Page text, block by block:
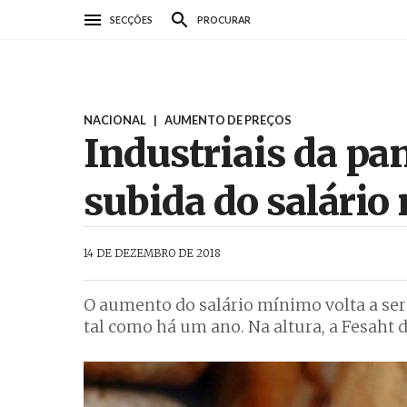
SECÇÕES PROCURAR
NACIONAL | AUMENTO DE PREÇOS
Industriais da
subida do
14 DE DEZEMBRO DE 2018
O aumento do salário mínimo volta a
tal como há um ano. Na altura, a Fesaht